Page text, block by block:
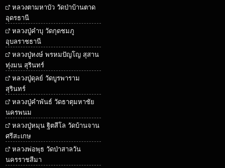
หลวงตามหาบัว วัดป่าบ้านตาด
อุดรธานี
หลวงปู่คำบุ วัดกุดชมภู
อุบลราชธานี
หลวงปู่หงษ์ พรหมปัญโญ สุสาน
ทุ่งมน สุรินทร์
หลวงปู่ดุลย์ วัดบูรพาราม
สุรินทร์
หลวงปู่คำพันธ์ วัดธาตุมหาชัย
นครพนม
หลวงปู่หมุน ฐิตสีโล วัดบ้านจาน
ศรีสะเกษ
หลวงพ่อพุธ วัดป่าสาลวัน
นครราชสีมา